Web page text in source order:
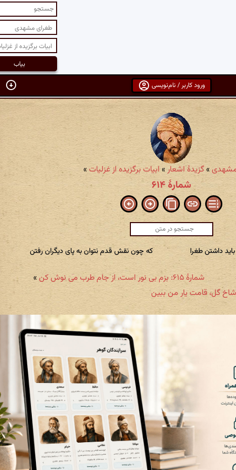
ورود کاربر / نام‌نویسی
»گزیدهٔ اشعار» ابیات برگزیده از غزلیات»
شمارهٔ ۶۱۴
داشتن طغرا که چون نقش قدم نتوان به پای دیگران رفتن
شمارهٔ ۶۱۵: بزم بی نور است، از جام طرب می نوش کن
»